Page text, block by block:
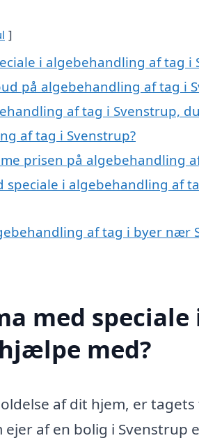
i algebehandling af tag i
på algebehandling af tag i
af tag i Svenstrup,
af tag i Svenstrup?
prisen på algebehandling
i algebehandling af
af tag i byer nær
med
med?
af dit hjem, er
af en bolig i Svenstrup